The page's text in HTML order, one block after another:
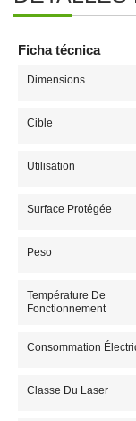
Ficha técnica
Dimensions
Cible
Utilisation
Surface Protégée
Peso
Température De
Fonctionnement
Consommation
Classe Du Laser